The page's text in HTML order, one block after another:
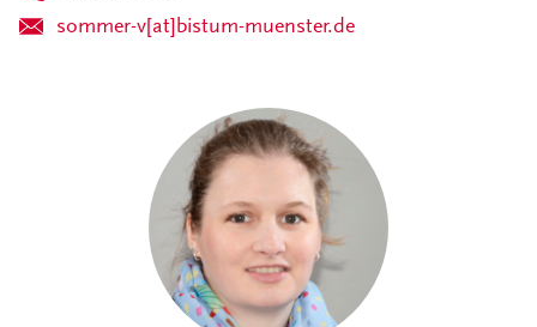
sommer-v[at]bistum-muenster.de